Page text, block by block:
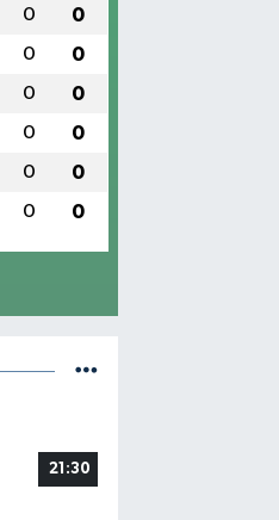
0 0
0 0
0 0
0 0
0 0
0 0
21:30